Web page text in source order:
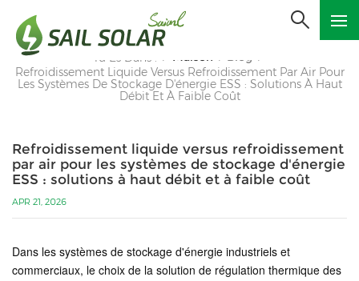
Tu Es Dans : Maison Blog
Refroidissement Liquide Versus Refroidissement Par Air Pour
Les Systèmes De Stockage D'énergie ESS : Solutions À Haut
Débit Et À Faible Coût
Refroidissement liquide versus refroidissement
par air pour les systèmes de stockage d'énergie
ESS : solutions à haut débit et à faible coût
APR 21, 2026
Dans les systèmes de stockage d'énergie industriels et
commerciaux, le choix de la solution de régulation thermique des